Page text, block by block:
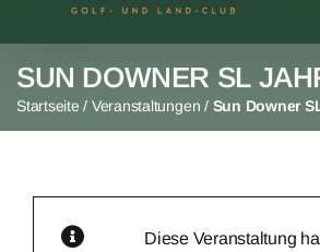
SUN DOWNER SL
Startseite / Veranstaltungen / Sun Downer
Diese Veranstaltung